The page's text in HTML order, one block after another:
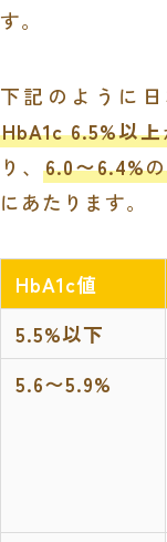
す。
下記のように
HbA1c 6.5%以上
り、6.0〜6.4%
にあたります。
HbA1c値
5.5%以下
5.6〜5.9%